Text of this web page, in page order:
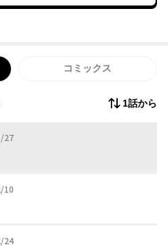
コミックス
1話から
2727日
1010日
2424日